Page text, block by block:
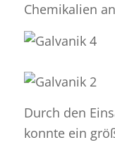
Chemikalien
Durch den
konnte ein